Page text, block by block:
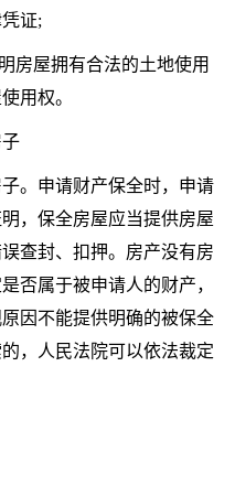
证;
房屋拥有合法的土地使用
用权。
。申请财产保全时，申请
，保全房屋应当提供房屋
查封、扣押。房产没有房
否属于被申请人的财产，
因不能提供明确的被保全
，人民法院可以依法裁定